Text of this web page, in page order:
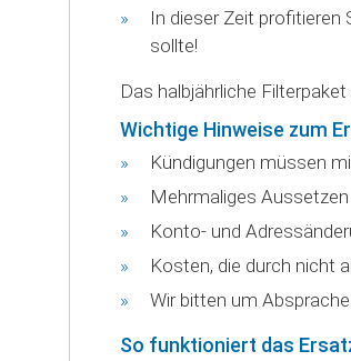
In dieser Zeit profitieren
sollte!
Das halbjährliche
Wichtige Hinweise zum
Kündigungen müssen
Mehrmaliges
Konto- und
Kosten, die durch nicht
Wir bitten um
So funktioniert das